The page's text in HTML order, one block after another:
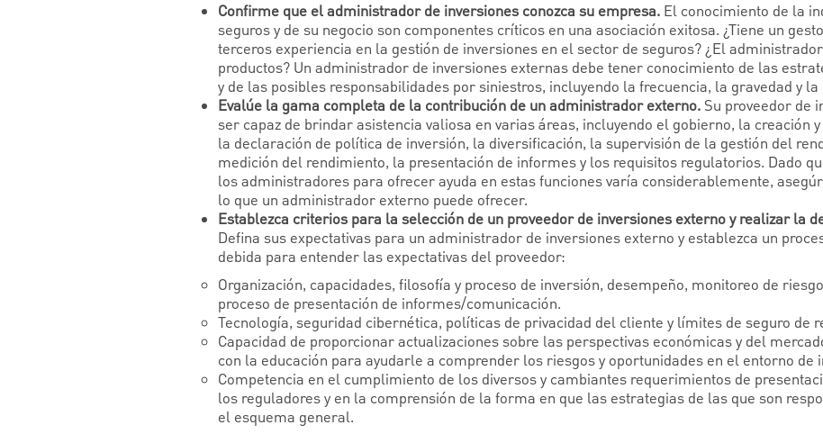
Confirme que el administrador de inversiones conozca su empresa. El conocimiento de la
seguros y de su negocio son componentes críticos en una asociación exitosa. ¿Tiene un
terceros experiencia en la gestión de inversiones en el sector de seguros? ¿El
productos? Un administrador de inversiones externas debe tener conocimiento de las
y de las posibles responsabilidades por siniestros, incluyendo la frecuencia, la gravedad y la
Evalúe la gama completa de la contribución de un administrador externo.Su proveedor de
ser capaz de brindar asistencia valiosa en varias áreas, incluyendo el gobierno, la creación
la declaración de política de inversión, la diversificación, la supervisión de la gestión del
medición del rendimiento, la presentación de informes y los requisitos regulatorios. Dado
los administradores para ofrecer ayuda en estas funciones varía considerablemente,
lo que un administrador externo puede ofrecer.
Establezca criterios para la selección de un proveedor de inversiones externo y realizar la
Defina sus expectativas para un administrador de inversiones externo y establezca un
debida para entender las expectativas del proveedor:
Organización, capacidades, filosofía y proceso de inversión, desempeño, monitoreo de
proceso de presentación de informes/comunicación.
Tecnología, seguridad cibernética, políticas de privacidad del cliente y límites de seguro de
Capacidad de proporcionar actualizaciones sobre las perspectivas económicas y del
con la educación para ayudarle a comprender los riesgos y oportunidades en el entorno de
Competencia en el cumplimiento de los diversos y cambiantes requerimientos de
los reguladores y en la comprensión de la forma en que las estrategias de las que son
el esquema general.